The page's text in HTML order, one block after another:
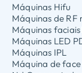
Máquinas Hifu
Máquinas de RF
Máquinas
Máquinas LED
Máquinas IPL
Máquina de face